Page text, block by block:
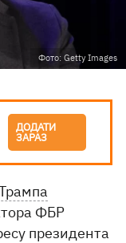
Фото: Getty Images
ДОДАТИ
ЗАРАЗ
ФБР
президента